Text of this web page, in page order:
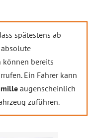
spätestens ab
können bereits
Ein Fahrer kann
augenscheinlich
zuführen.